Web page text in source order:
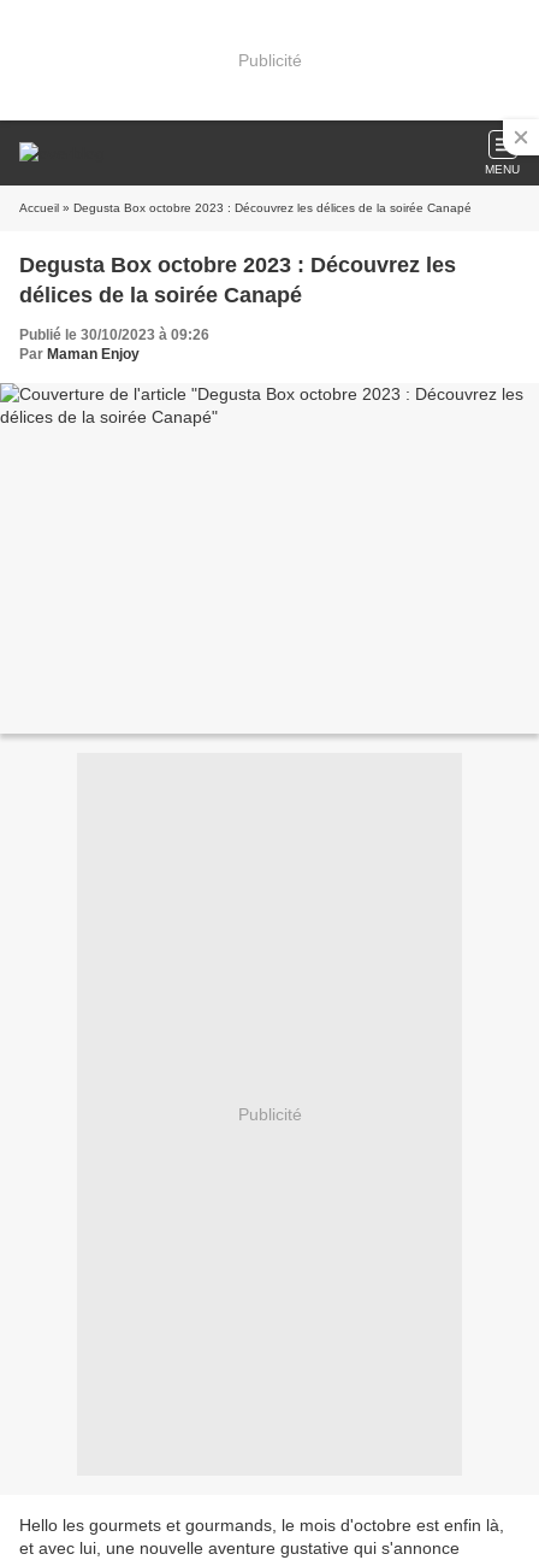
Publicité
MENU
Accueil » Degusta Box octobre 2023 : Découvrez les délices de la soirée Canapé
Degusta Box octobre 2023 : Découvrez les
délices de la soirée Canapé
Publié le 30/10/2023 à 09:26
Par Maman Enjoy
Publicité
Hello les gourmets et gourmands, le mois d'octobre est enfin là,
et avec lui, une nouvelle aventure gustative qui s'annonce